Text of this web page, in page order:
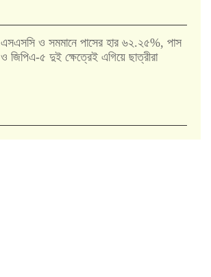
এসএসসি ও সমমানে পাসের হার ৬২.২৫%, পাস
ও জিপিএ-৫ দুই ক্ষেত্রেই এগিয়ে ছাত্রীরা